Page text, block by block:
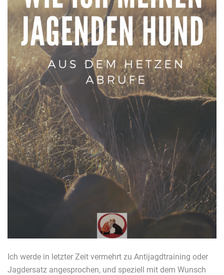
Ich werde in letzter Zeit vermehrt zu Antijagdtraining oder
Jagdersatz angesprochen, und speziell mit dem Wunsch